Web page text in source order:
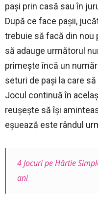
pași prin casă sau în
După ce face pașii,
trebuie să facă din nou
să adauge următorul
primește încă un
seturi de pași la care
Jocul continuă în
reușește să își
eșuează este rândul
4 Jocuri pe Hârtie
ani